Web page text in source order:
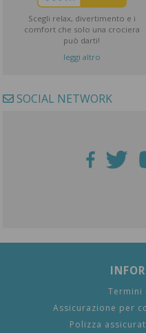
Scegli relax, divertimento e i
comfort che solo una crociera
può darti!
leggi altro
SOCIAL NETWORK
Termini
Assicurazione per
Polizza